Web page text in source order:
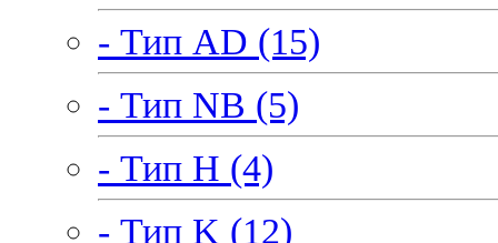
- Тип AD (15)
- Тип NB (5)
- Тип H (4)
- Тип K (12)